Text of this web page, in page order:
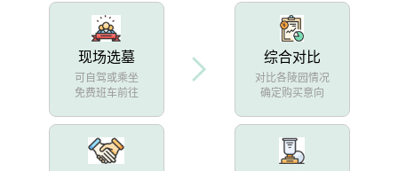
现场选墓
可自驾或乘坐
免费班车前往
综合对比
对比各陵园情况
确定购买意向